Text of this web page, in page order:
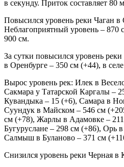
в секунду. Приток составляет 80
Повысился уровень реки Чаган в
Неблагоприятный уровень – 870
900 см.
За сутки повысился уровень
в Оренбурге – 350 см (+44), в
Вырос уровень рек: Илек в
Сакмара у Татарской Каргалы –
Кувандыка – 15 (+6), Самара в
Суундук в Майском – 546 см
см (+78), Жарлы в Адамовке –
Бугуруслане – 298 см (+86), Орь
Салмыш в Буланово – 371 см
Снизился уровень реки Черная в